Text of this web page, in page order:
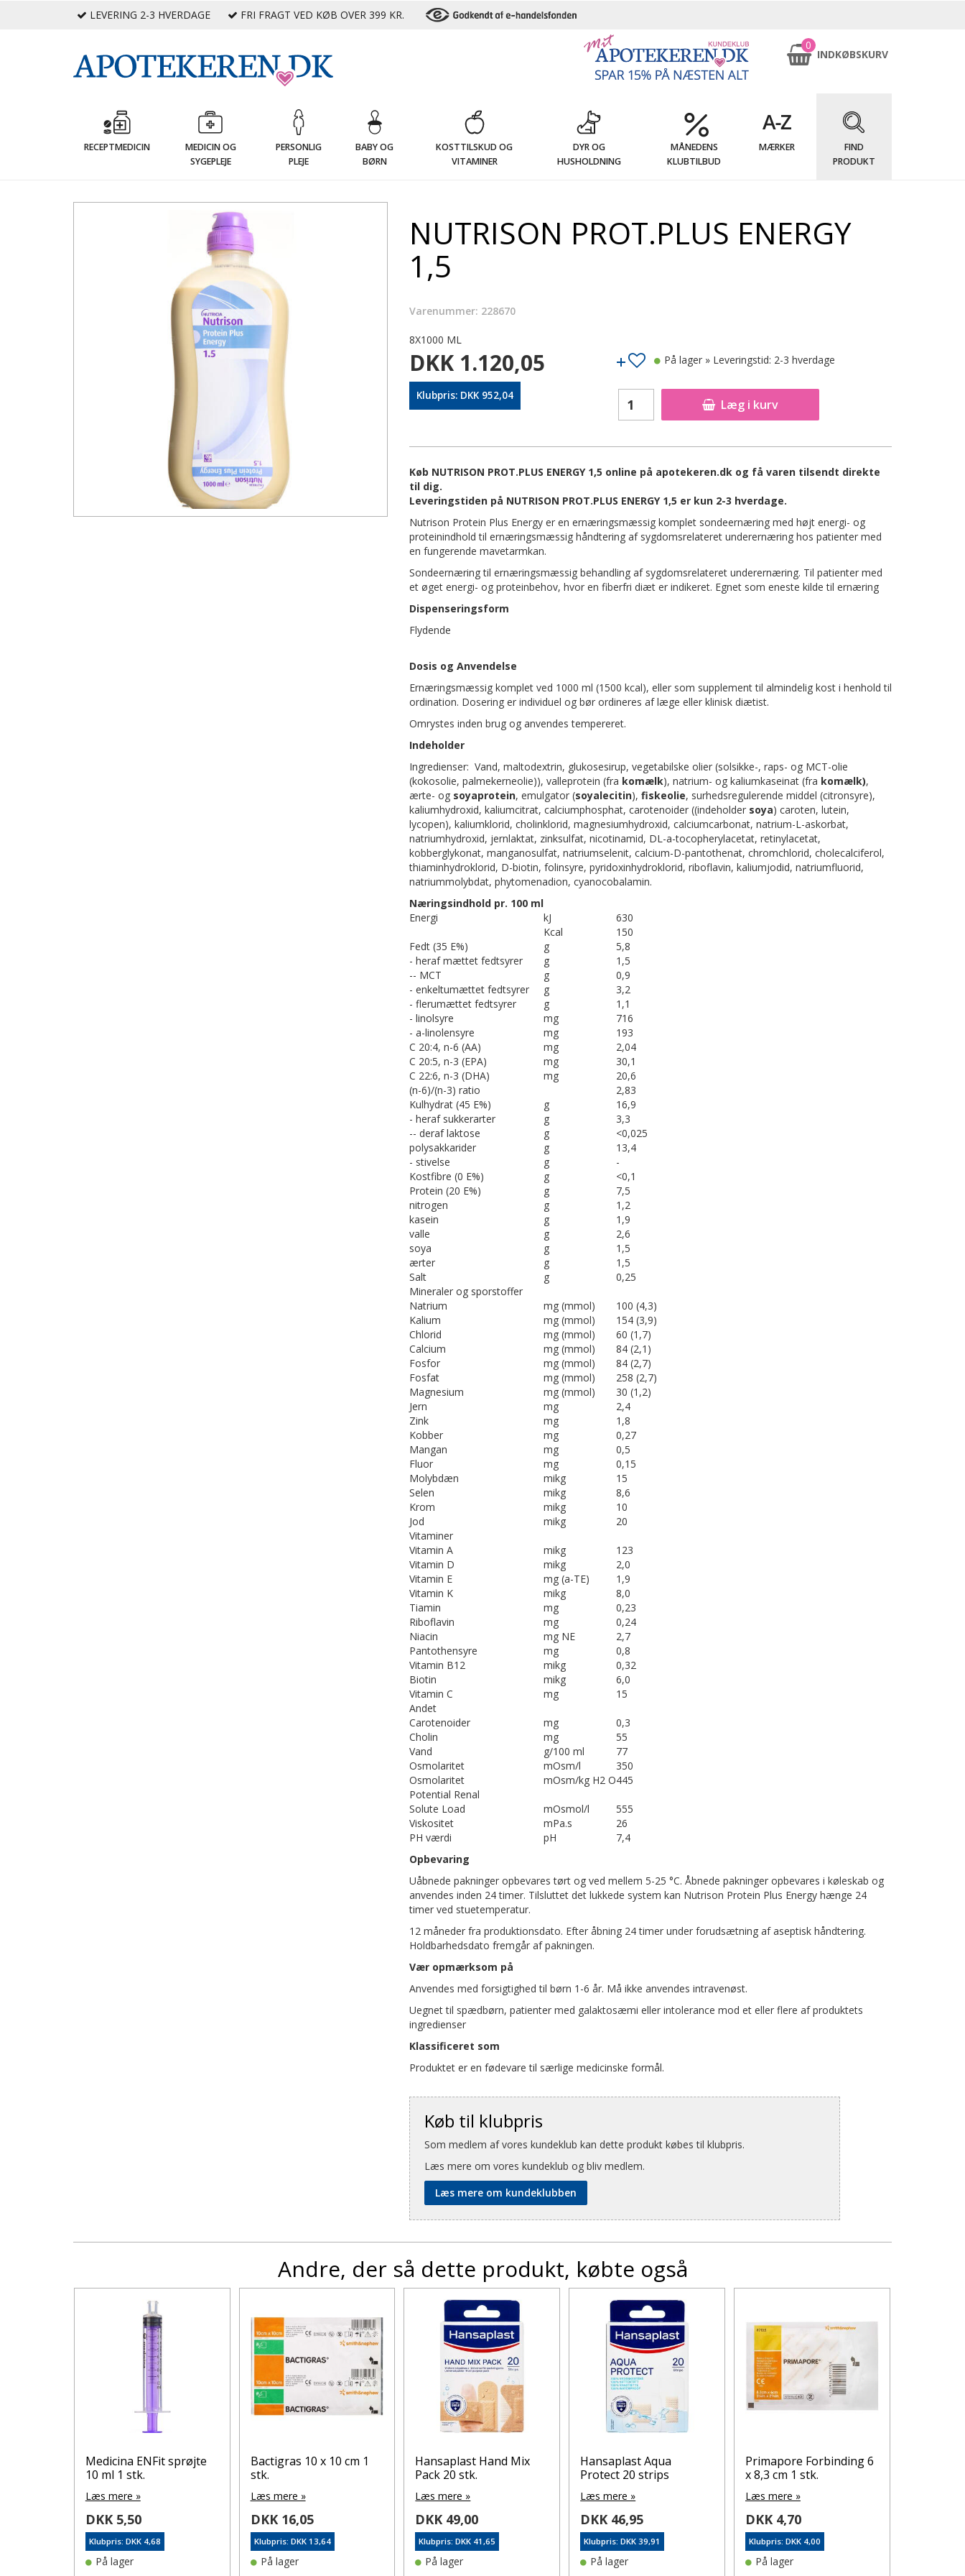
LEVERING 2-3 HVERDAGE FRI FRAGT VED KØB OVER 399 KR.
0
INDKØBSKURV
RECEPTMEDICIN
MEDICIN OG
SYGEPLEJE
PERSONLIG
PLEJE
BABY OG
BØRN
KOSTTILSKUD OG
VITAMINER
DYR OG
HUSHOLDNING
MÅNEDENS
KLUBTILBUD
MÆRKER
FIND
PRODUKT
NUTRISON PROT.PLUS ENERGY
1,5
Varenummer: 228670
8X1000 ML
DKK 1.120,05
Klubpris: DKK 952,04
Læg i kurv
På lager » Leveringstid: 2-3 hverdage
Køb NUTRISON PROT.PLUS ENERGY 1,5 online på apotekeren.dk og få varen tilsendt direkte
til dig.
Leveringstiden på NUTRISON PROT.PLUS ENERGY 1,5 er kun 2-3 hverdage.
Nutrison Protein Plus Energy er en ernæringsmæssig komplet sondeernæring med højt energi- og
proteinindhold til ernæringsmæssig håndtering af sygdomsrelateret underernæring hos patienter med
en fungerende mavetarmkan.
Sondeernæring til ernæringsmæssig behandling af sygdomsrelateret underernæring. Til patienter med
et øget energi- og proteinbehov, hvor en fiberfri diæt er indikeret. Egnet som eneste kilde til ernæring
Dispenseringsform
Flydende
Dosis og Anvendelse
Ernæringsmæssig komplet ved 1000 ml (1500 kcal), eller som supplement til almindelig kost i henhold til
ordination. Dosering er individuel og bør ordineres af læge eller klinisk diætist.
Omrystes inden brug og anvendes tempereret.
Indeholder
Ingredienser: Vand, maltodextrin, glukosesirup, vegetabilske olier (solsikke-, raps- og MCT-olie
(kokosolie, palmekerneolie)), valleprotein (fra komælk), natrium- og kaliumkaseinat (fra komælk),
ærte- og soyaprotein, emulgator (soyalecitin), fiskeolie, surhedsregulerende middel (citronsyre),
kaliumhydroxid, kaliumcitrat, calciumphosphat, carotenoider ((indeholder soya) caroten, lutein,
lycopen), kaliumklorid, cholinklorid, magnesiumhydroxid, calciumcarbonat, natrium-L-askorbat,
natriumhydroxid, jernlaktat, zinksulfat, nicotinamid, DL-a-tocopherylacetat, retinylacetat,
kobberglykonat, manganosulfat, natriumselenit, calcium-D-pantothenat, chromchlorid, cholecalciferol,
thiaminhydroklorid, D-biotin, folinsyre, pyridoxinhydroklorid, riboflavin, kaliumjodid, natriumfluorid,
natriummolybdat, phytomenadion, cyanocobalamin.
Næringsindhold pr. 100 ml
Energi
kJ
630
Kcal
150
Fedt (35 E%)
g
5,8
- heraf mættet fedtsyrer
g
1,5
-- MCT
g
0,9
- enkeltumættet fedtsyrer
g
3,2
- flerumættet fedtsyrer
g
1,1
- linolsyre
mg
716
- a-linolensyre
mg
193
C 20:4, n-6 (AA)
mg
2,04
C 20:5, n-3 (EPA)
mg
30,1
C 22:6, n-3 (DHA)
mg
20,6
(n-6)/(n-3) ratio
2,83
Kulhydrat (45 E%)
g
16,9
- heraf sukkerarter
g
3,3
-- deraf laktose
g
<0,025
polysakkarider
g
13,4
- stivelse
g
-
Kostfibre (0 E%)
g
<0,1
Protein (20 E%)
g
7,5
nitrogen
g
1,2
kasein
g
1,9
valle
g
2,6
soya
g
1,5
ærter
g
1,5
Salt
g
0,25
Mineraler og sporstoffer
Natrium
mg (mmol)
100 (4,3)
Kalium
mg (mmol)
154 (3,9)
Chlorid
mg (mmol)
60 (1,7)
Calcium
mg (mmol)
84 (2,1)
Fosfor
mg (mmol)
84 (2,7)
Fosfat
mg (mmol)
258 (2,7)
Magnesium
mg (mmol)
30 (1,2)
Jern
mg
2,4
Zink
mg
1,8
Kobber
mg
0,27
Mangan
mg
0,5
Fluor
mg
0,15
Molybdæn
mikg
15
Selen
mikg
8,6
Krom
mikg
10
Jod
mikg
20
Vitaminer
Vitamin A
mikg
123
Vitamin D
mikg
2,0
Vitamin E
mg (a-TE)
1,9
Vitamin K
mikg
8,0
Tiamin
mg
0,23
Riboflavin
mg
0,24
Niacin
mg NE
2,7
Pantothensyre
mg
0,8
Vitamin B12
mikg
0,32
Biotin
mikg
6,0
Vitamin C
mg
15
Andet
Carotenoider
mg
0,3
Cholin
mg
55
Vand
g/100 ml
77
Osmolaritet
mOsm/l
350
Osmolaritet
mOsm/kg H2 O445
Potential Renal
Solute Load
mOsmol/l
555
Viskositet
mPa.s
26
PH værdi
pH
7,4
Opbevaring
Uåbnede pakninger opbevares tørt og ved mellem 5-25 °C. Åbnede pakninger opbevares i køleskab og
anvendes inden 24 timer. Tilsluttet det lukkede system kan Nutrison Protein Plus Energy hænge 24
timer ved stuetemperatur.
12 måneder fra produktionsdato. Efter åbning 24 timer under forudsætning af aseptisk håndtering.
Holdbarhedsdato fremgår af pakningen.
Vær opmærksom på
Anvendes med forsigtighed til børn 1-6 år. Må ikke anvendes intravenøst.
Uegnet til spædbørn, patienter med galaktosæmi eller intolerance mod et eller flere af produktets
ingredienser
Klassificeret som
Produktet er en fødevare til særlige medicinske formål.
Køb til klubpris
Som medlem af vores kundeklub kan dette produkt købes til klubpris.
Læs mere om vores kundeklub og bliv medlem.
Læs mere om kundeklubben
Andre, der så dette produkt, købte også
Medicina ENFit sprøjte
10 ml 1 stk.
Læs mere »
DKK 5,50
Klubpris: DKK 4,68
På lager
Bactigras 10 x 10 cm 1
stk.
Læs mere »
DKK 16,05
Klubpris: DKK 13,64
På lager
Hansaplast Hand Mix
Pack 20 stk.
Læs mere »
DKK 49,00
Klubpris: DKK 41,65
På lager
Hansaplast Aqua
Protect 20 strips
Læs mere »
DKK 46,95
Klubpris: DKK 39,91
På lager
Primapore Forbinding 6
x 8,3 cm 1 stk.
Læs mere »
DKK 4,70
Klubpris: DKK 4,00
På lager